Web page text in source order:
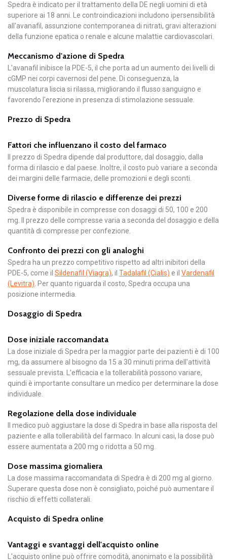
Spedra è indicato per il trattamento della DE negli uomini di età
superiore ai 18 anni. Le controindicazioni includono ipersensibilità
all'avanafil, assunzione contemporanea di nitrati, gravi alterazioni
della funzione epatica o renale e alcune malattie cardiovascolari.
Meccanismo d'azione di Spedra
L'avanafil inibisce la PDE-5, il che porta ad un aumento dei livelli di
cGMP nei corpi cavernosi del pene. Di conseguenza, la
muscolatura liscia si rilassa, migliorando il flusso sanguigno e
favorendo l'erezione in presenza di stimolazione sessuale.
Prezzo di Spedra
Fattori che influenzano il costo del farmaco
Il prezzo di Spedra dipende dal produttore, dal dosaggio, dalla
forma di rilascio e dal paese. Inoltre, il costo può variare a seconda
dei margini delle farmacie, delle promozioni e degli sconti.
Diverse forme di rilascio e differenze dei prezzi
Spedra è disponibile in compresse con dosaggi di 50, 100 e 200
mg. Il prezzo delle compresse varia a seconda del dosaggio e della
quantità di compresse per confezione.
Confronto dei prezzi con gli analoghi
Spedra ha un prezzo competitivo rispetto ad altri inibitori della
PDE-5, come il Sildenafil (Viagra), il Tadalafil (Cialis) e il Vardenafil
(Levitra) . Per quanto riguarda il costo, Spedra occupa una
posizione intermedia.
Dosaggio di Spedra
Dose iniziale raccomandata
La dose iniziale di Spedra per la maggior parte dei pazienti è di 100
mg, da assumere al bisogno da 15 a 30 minuti prima dell'attività
sessuale prevista. L'efficacia e la tollerabilità possono variare,
quindi è importante consultare un medico per determinare la dose
individuale.
Regolazione della dose individuale
Il medico può aggiustare la dose di Spedra in base alla risposta del
paziente e alla tollerabilità del farmaco. In alcuni casi, la dose può
essere aumentata a 200 mg o ridotta a 50 mg.
Dose massima giornaliera
La dose massima raccomandata di Spedra è di 200 mg al giorno.
Superare questa dose non è consigliato, poiché può aumentare il
rischio di effetti collaterali.
Acquisto di Spedra online
Vantaggi e svantaggi dell'acquisto online
L'acquisto online può offrire comodità, anonimato e la possibilità